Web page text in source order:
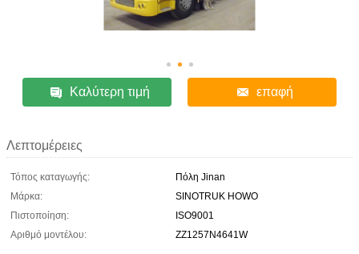
Καλύτερη τιμή επαφή
Λεπτομέρειες
Τόπος καταγωγής:
Πόλη Jinan
Μάρκα:
SINOTRUK HOWO
Πιστοποίηση:
ISO9001
Αριθμό μοντέλου:
ZZ1257N4641W